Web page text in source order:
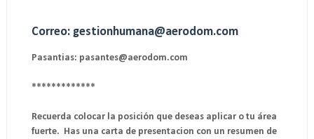
Correo: gestionhumana@aerodom.com
Pasantias: pasantes@aerodom.com
*************
Recuerda colocar la posición que deseas aplicar o tu área
fuerte. Has una carta de presentacion con un resumen de